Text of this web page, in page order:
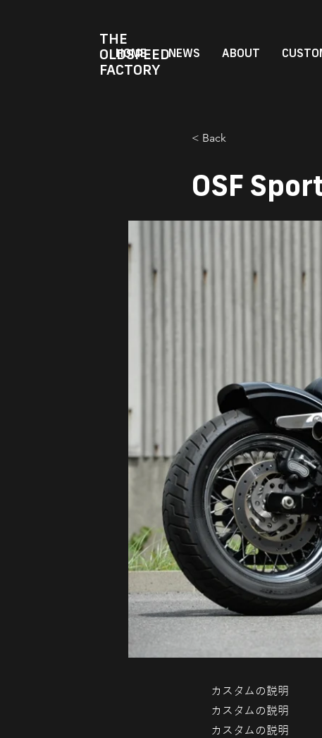
THE
OLDSPEED
FACTORY
HOME NEWS ABOUT
< Back
OSF
カスタムの説明
カスタムの説明
カスタムの説明